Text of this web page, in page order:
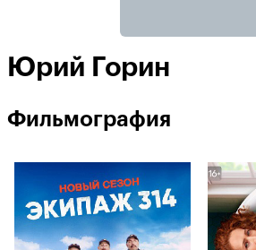
Юрий Горин
Фильмография